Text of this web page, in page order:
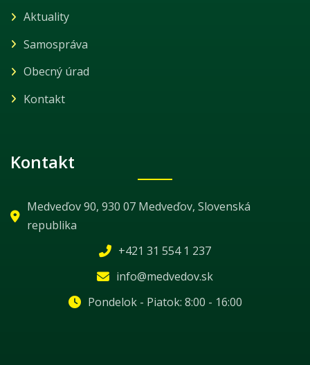
Aktuality
Samospráva
Obecný úrad
Kontakt
Kontakt
Medveďov 90, 930 07 Medveďov, Slovenská
republika
+421 31 554 1 237
info@medvedov.sk
Pondelok - Piatok: 8:00 - 16:00